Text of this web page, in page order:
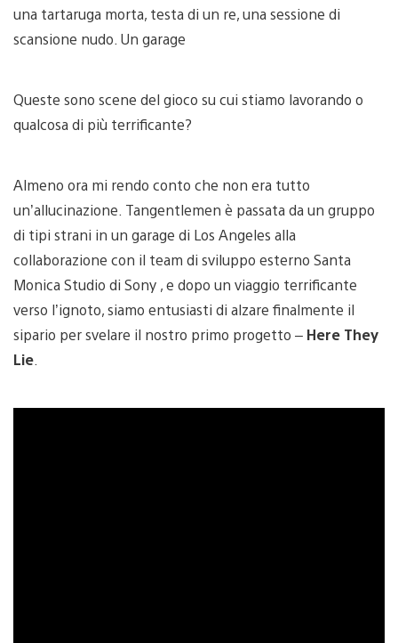
una tartaruga morta, testa di un re, una sessione di
scansione nudo. Un garage
Queste sono scene del gioco su cui stiamo lavorando o
qualcosa di più terrificante?
Almeno ora mi rendo conto che non era tutto
un’allucinazione. Tangentlemen è passata da un gruppo
di tipi strani in un garage di Los Angeles alla
collaborazione con il team di sviluppo esterno Santa
Monica Studio di Sony , e dopo un viaggio terrificante
verso l’ignoto, siamo entusiasti di alzare finalmente il
sipario per svelare il nostro primo progetto – Here They
Lie.